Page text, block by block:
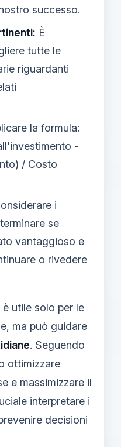
successo.
È
tutte le
riguardanti
la formula:
-
/ Costo
i
se
vantaggioso e
o rivedere
è utile solo per le
ma può guidare
. Seguendo
ottimizzare
e massimizzare il
interpretare i
decisioni